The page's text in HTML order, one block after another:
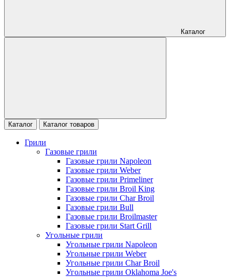
Каталог
Каталог Каталог товаров
Грили
Газовые грили
Газовые грили Napoleon
Газовые грили Weber
Газовые грили Primeliner
Газовые грили Broil King
Газовые грили Char Broil
Газовые грили Bull
Газовые грили Broilmaster
Газовые грили Start Grill
Угольные грили
Угольные грили Napoleon
Угольные грили Weber
Угольные грили Char Broil
Угольные грили Oklahoma Joe's